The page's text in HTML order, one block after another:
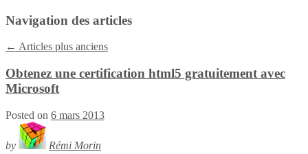
Navigation des articles
← Articles plus anciens
Obtenez une certification html5 gratuitement avec
Microsoft
Posted on 6 mars 2013
by
Rémi Morin